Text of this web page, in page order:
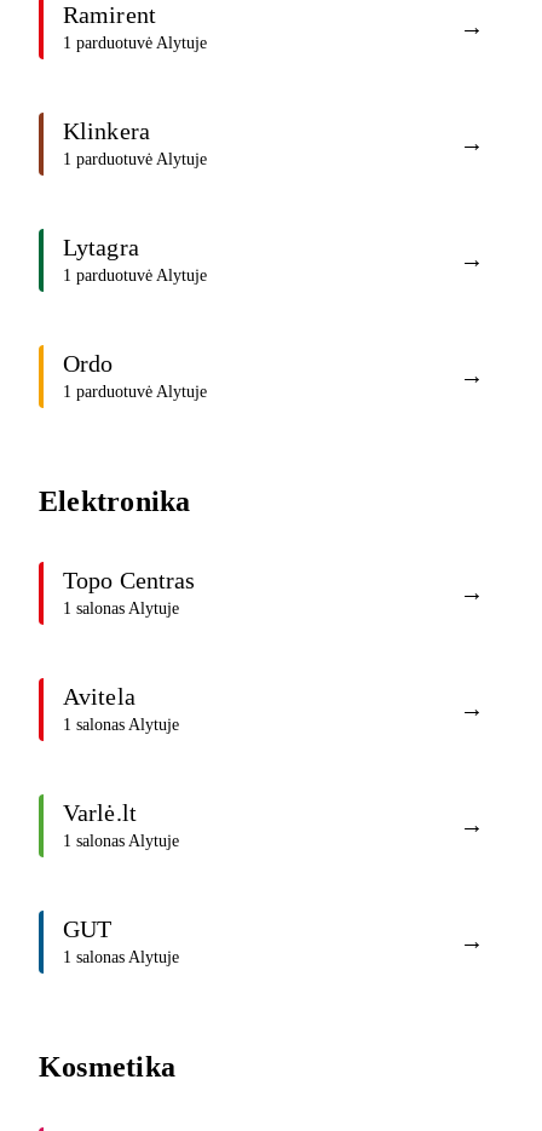
Ramirent
1 parduotuvė Alytuje
→
Klinkera
1 parduotuvė Alytuje
→
Lytagra
1 parduotuvė Alytuje
→
Ordo
1 parduotuvė Alytuje
→
Elektronika
Topo Centras
1 salonas Alytuje
→
Avitela
1 salonas Alytuje
→
Varlė.lt
1 salonas Alytuje
→
GUT
1 salonas Alytuje
→
Kosmetika